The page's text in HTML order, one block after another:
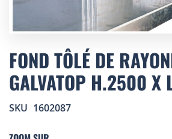
to
the
beginning
of
images
FOND TÔLÉ DE
GALVATOP H.2500 X
SKU 1602087